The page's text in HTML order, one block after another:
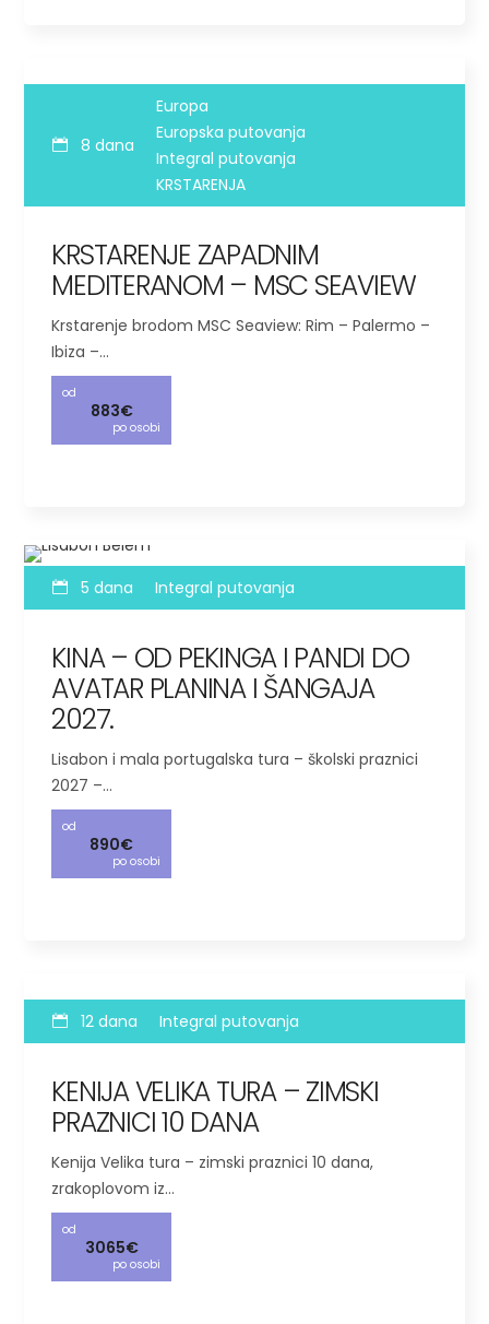
8 dana
Europa
Europska putovanja
Integral putovanja
KRSTARENJA
KRSTARENJE ZAPADNIM
MEDITERANOM – MSC SEAVIEW
Krstarenje brodom MSC Seaview: Rim – Palermo –
Ibiza –…
od
883€
po osobi
5 dana Integral putovanja
KINA – OD PEKINGA I PANDI DO
AVATAR PLANINA I ŠANGAJA
2027.
Lisabon i mala portugalska tura – školski praznici
2027 –…
od
890€
po osobi
12 dana Integral putovanja
KENIJA VELIKA TURA – ZIMSKI
PRAZNICI 10 DANA
Kenija Velika tura – zimski praznici 10 dana,
zrakoplovom iz…
od
3065€
po osobi